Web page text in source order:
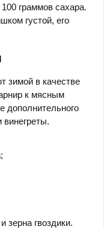
граммов сахара.
густой, его
зимой в качестве
к мясным
дополнительного
винегреты.
зерна гвоздики.